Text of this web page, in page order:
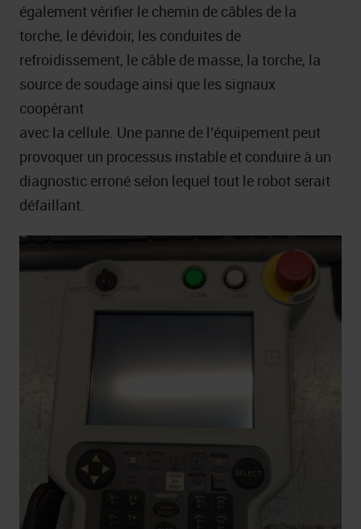
également vérifier le chemin de câbles de la
torche, le dévidoir, les conduites de
refroidissement, le câble de masse, la torche, la
source de soudage ainsi que les signaux
coopérant
avec la cellule. Une panne de l’équipement peut
provoquer un processus instable et conduire à un
diagnostic erroné selon lequel tout le robot serait
défaillant.